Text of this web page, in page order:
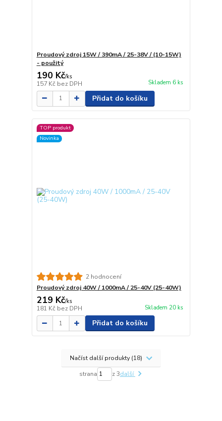
Proudový zdroj 15W / 390mA / 25-38V / (10-15W)
- použitý
190 Kč/ks
157 Kč bez DPH Skladem 6 ks
Přidat do košíku
TOP produkt
Novinka
2 hodnocení
Proudový zdroj 40W / 1000mA / 25-40V (25-40W)
219 Kč/ks
181 Kč bez DPH Skladem 20 ks
Přidat do košíku
Načíst další produkty (18)
strana z 3další